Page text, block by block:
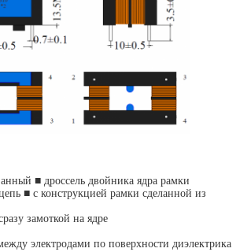
■ дроссель двойника ядра рамки
■ с конструкцией рамки сделанной из
замоткой на ядре
электродами по поверхности диэлектрика